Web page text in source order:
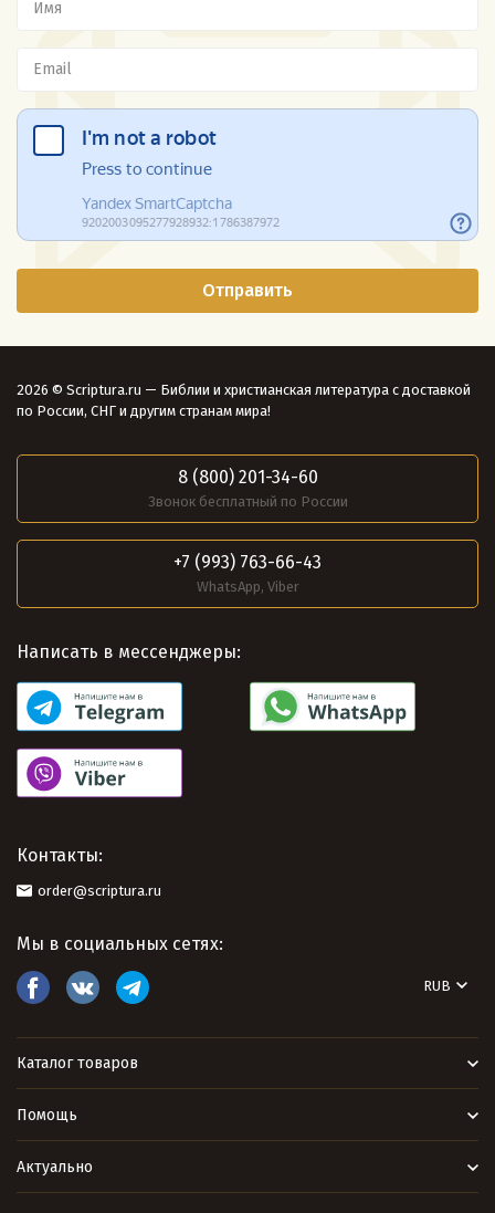
2026 © Scriptura.ru — Библии и христианская литература с доставкой
по России, СНГ и другим странам мира!
8 (800) 201-34-60
Звонок бесплатный по России
+7 (993) 763-66-43
WhatsApp, Viber
Написать в мессенджеры:
Контакты:
order@scriptura.ru
Мы в социальных сетях:
RUB
Каталог товаров
Помощь
Актуально